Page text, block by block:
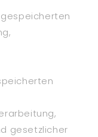
gesetzlicher